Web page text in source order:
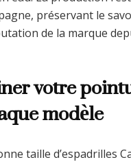
préservant le
de la marque
votre
modèle
taille d’espadrilles